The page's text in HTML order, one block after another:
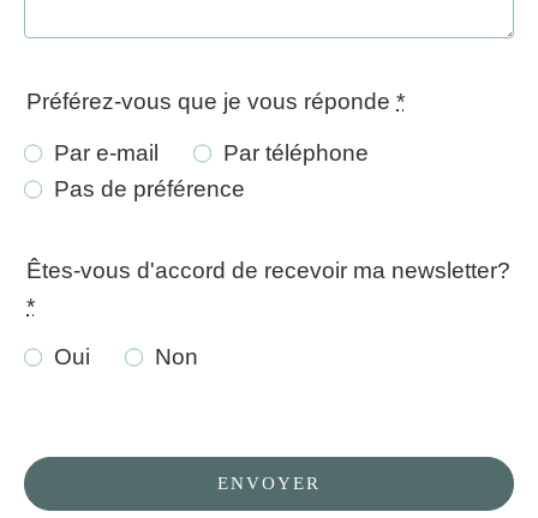
Préférez-vous que je vous réponde *
Par e-mail
Par téléphone
Pas de préférence
Êtes-vous d'accord de recevoir ma newsletter?
*
Oui Non
ENVOYER